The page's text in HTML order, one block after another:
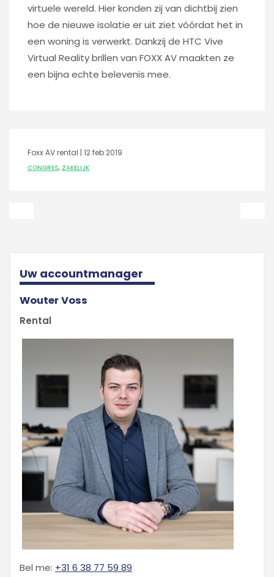
virtuele wereld. Hier konden zij van dichtbij zien
hoe de nieuwe isolatie er uit ziet vóórdat het in
een woning is verwerkt. Dankzij de HTC Vive
Virtual Reality brillen van FOXX AV maakten ze
een bijna echte belevenis mee.
Foxx AV rental | 12 feb 2019
CONGRES, ZAKELIJK
Uw accountmanager
Wouter Voss
Rental
Bel me: +31 6 38 77 59 89